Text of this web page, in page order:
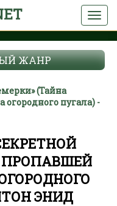
ЖАНР
(Тайна
пугала) -
ПРОПАВШЕЙ
ЭНИД